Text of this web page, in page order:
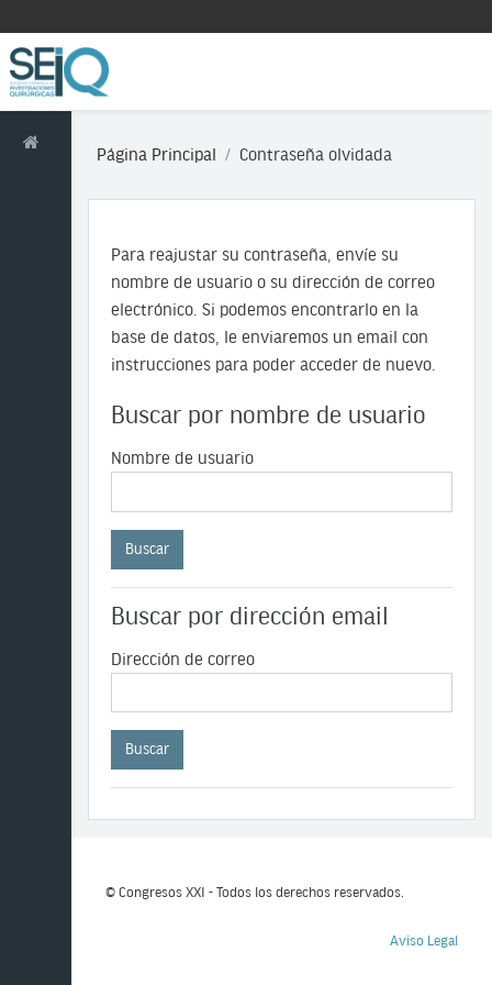
Página Principal Contraseña olvidada
Para reajustar su contraseña, envíe su
nombre de usuario o su dirección de correo
electrónico. Si podemos encontrarlo en la
base de datos, le enviaremos un email con
instrucciones para poder acceder de nuevo.
Buscar por nombre de usuario
Nombre de usuario
Buscar por dirección email
Dirección de correo
© Congresos XXI - Todos los derechos reservados.
Aviso Legal